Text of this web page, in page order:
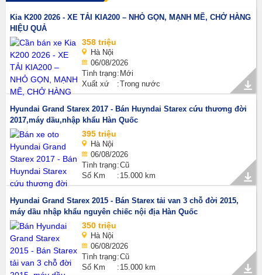
Kia K200 2026 - XE TẢI KIA200 – NHỎ GỌN, MẠNH MẼ, CHỞ HÀNG
HIỆU QUẢ
358 triệu
Hà Nội
06/08/2026
Tình trạng Mới
Xuất xứ
Trong nước
Hyundai Grand Starex 2017 - Bán Huyndai Starex cứu thương đời
2017,máy dầu,nhập khẩu Hàn Quốc
395 triệu
Hà Nội
06/08/2026
Tình trạng Cũ
Số Km
15.000 km
Hyundai Grand Starex 2015 - Bán Starex tải van 3 chỗ đời 2015,
máy dầu nhập khẩu nguyên chiếc nội địa Hàn Quốc
350 triệu
Hà Nội
06/08/2026
Tình trạng Cũ
Số Km
15.000 km